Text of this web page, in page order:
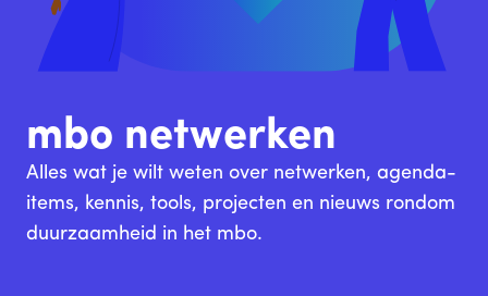
mbo netwerken
Alles wat je wilt weten over netwerken, agenda-
items, kennis, tools, projecten en nieuws rondom
duurzaamheid in het mbo.